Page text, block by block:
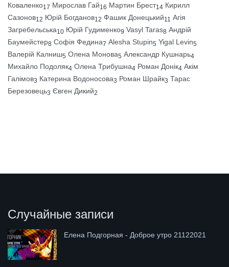
Коваленко17 Мирослав Гай16 Мартин Брест14 Кирилл
Сазонов12 Юрій Богданов12 Фашик Донецький11 Агія
Загребельська10 Юрій Гудименко9 Vasyl Taras8 Андрій
Баумейстер8 Софія Федина7 Alesha Stupin5 Yigal Levin5
Валерій Калниш5 Олена Монова5 Александр Кушнарь4
Михайло Подоляк4 Олена Трибушна4 Роман Донік4 Акім
Галімов3 Катерина Водоносова3 Роман Шрайк3 Тарас
Березовець3 Євген Дикий2
Случайные записи
Елена Подгорная - Доброе утро 21122021